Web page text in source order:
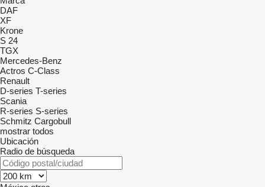
DAF
XF
Krone
S 24
TGX
Mercedes-Benz
Actros C-Class
Renault
D-series T-series
Scania
R-series S-series
Schmitz Cargobull
mostrar todos
Ubicación
Radio de búsqueda